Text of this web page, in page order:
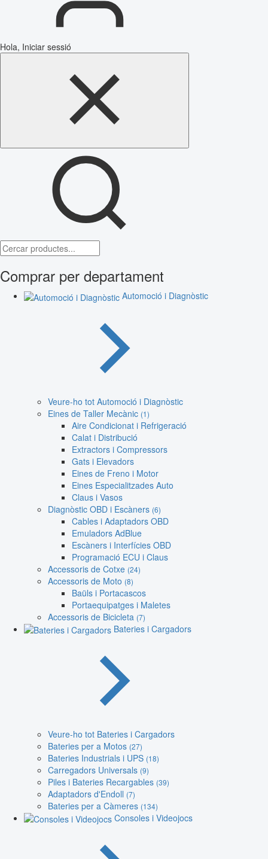
Hola, Iniciar sessió
Comprar per departament
Automoció i Diagnòstic
Veure-ho tot Automoció i Diagnòstic
Eines de Taller Mecànic (1)
Aire Condicionat i Refrigeració
Calat i Distribució
Extractors i Compressors
Gats i Elevadors
Eines de Freno i Motor
Eines Especialitzades Auto
Claus i Vasos
Diagnòstic OBD i Escàners (6)
Cables i Adaptadors OBD
Emuladors AdBlue
Escàners i Interfícies OBD
Programació ECU i Claus
Accessoris de Cotxe (24)
Accessoris de Moto (8)
Baüls i Portacascos
Portaequipatges i Maletes
Accessoris de Bicicleta (7)
Bateries i Cargadors
Veure-ho tot Bateries i Cargadors
Bateries per a Motos (27)
Bateries Industrials i UPS (18)
Carregadors Universals (9)
Piles i Bateries Recargables (39)
Adaptadors d'Endoll (7)
Bateries per a Càmeres (134)
Consoles i Videojocs